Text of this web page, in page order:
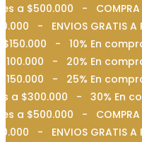
a $500.000 -
- ENVIOS GRATIS A
$150.000 - 10% En
$100.000 - 20% En
$150.000 - 25% En
a $300.000 - 30% En
a $500.000 -
- ENVIOS GRATIS A